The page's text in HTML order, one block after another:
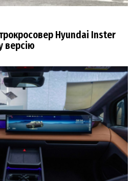
Hyundai Inster
версію